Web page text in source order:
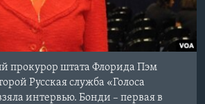
прокурор штата Флорида Пэм
Русская служба «Голоса
интервью. Бонди – первая в